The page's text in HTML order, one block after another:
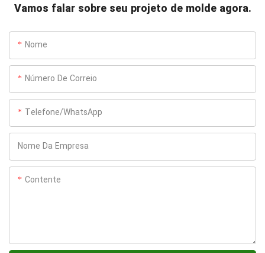
Vamos falar sobre seu projeto de molde agora.
Nome
Número De Correio
Telefone/WhatsApp
Nome Da Empresa
Contente